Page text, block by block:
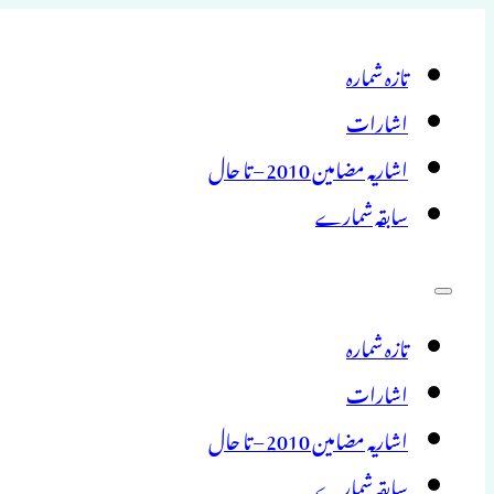
تازہ شمارہ
اشارات
اشاریہ مضامین 2010 – تا حال
سابقہ شمارے
تازہ شمارہ
اشارات
اشاریہ مضامین 2010 – تا حال
سابقہ شمارے